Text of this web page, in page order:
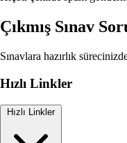
Çıkmış Sınav
Sınavlara hazırlık
Hızlı Linkler
Hızlı Linkler